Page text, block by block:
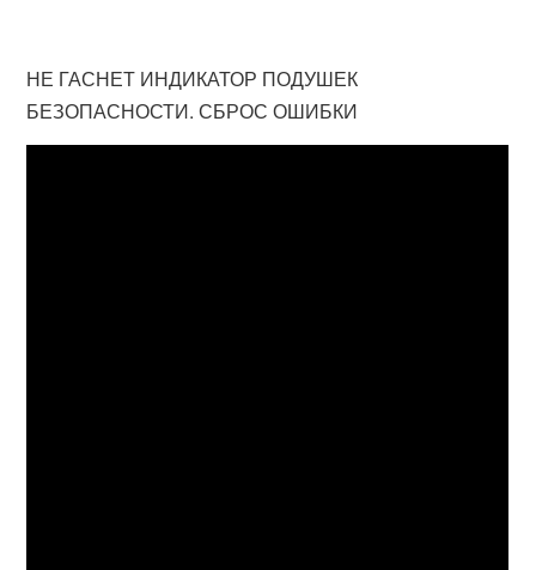
НЕ ГАСНЕТ ИНДИКАТОР ПОДУШЕК
БЕЗОПАСНОСТИ. СБРОС ОШИБКИ